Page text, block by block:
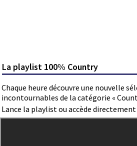
La playlist 100% Country
Chaque heure découvre une nouvelle
incontournables de la catégorie «
Lance la playlist ou accède